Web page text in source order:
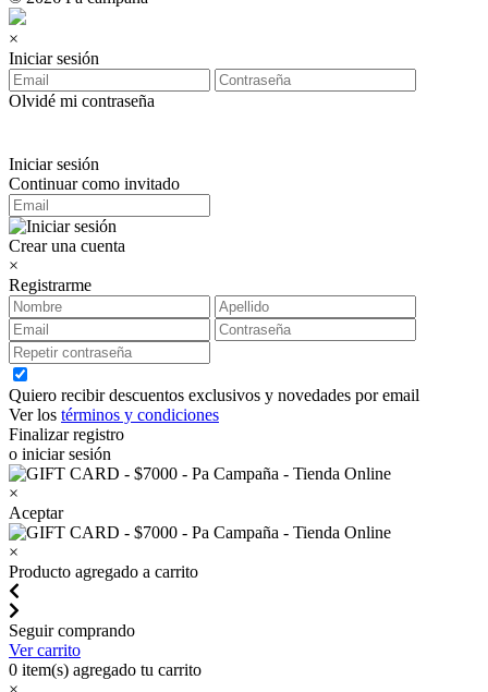
×
Iniciar sesión
Olvidé mi contraseña
Iniciar sesión
Continuar como invitado
Crear una cuenta
×
Registrarme
Quiero recibir descuentos exclusivos y novedades por email
Ver los términos y condiciones
Finalizar registro
o iniciar sesión
×
Aceptar
×
Producto agregado a carrito
Seguir comprando
Ver carrito
0 item(s) agregado tu carrito